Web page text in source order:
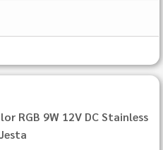
RGB 9W 12V DC Stainless